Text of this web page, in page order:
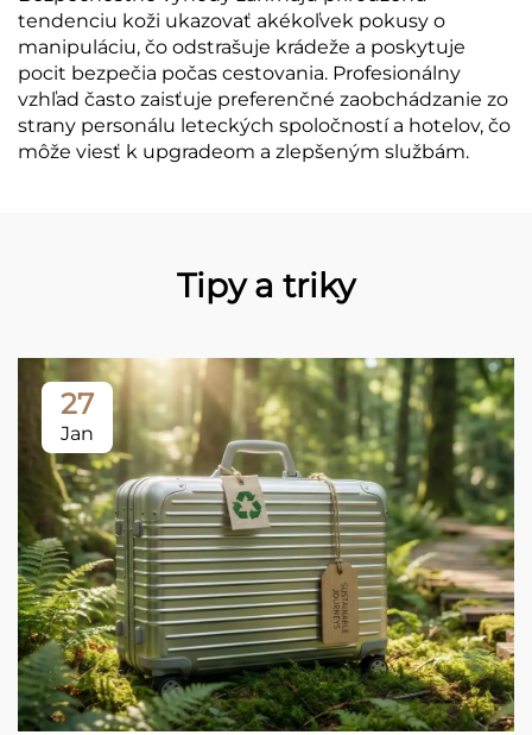
tendenciu koži ukazovať akékoľvek pokusy o
manipuláciu, čo odstrašuje krádeže a poskytuje
pocit bezpečia počas cestovania. Profesionálny
vzhľad často zaisťuje preferenčné zaobchádzanie zo
strany personálu leteckých spoločností a hotelov, čo
môže viesť k upgradeom a zlepšeným službám.
Tipy a triky
27
Jan